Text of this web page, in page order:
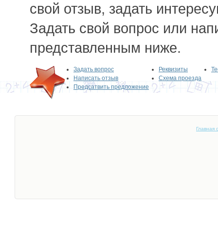
свой отзыв, задать
Задать свой вопрос или
представленным ниже.
Задать вопрос
Написать отзыв
Предсатвить предложение
Реквизиты
Схема проезда
Главная